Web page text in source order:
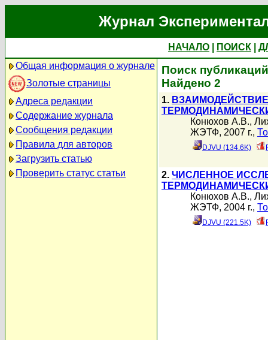
Журнал
НАЧАЛО ПОИСК
Общая информация о журнале
Золотые страницы
Адреса редакции
Содержание журнала
Сообщения редакции
Правила для авторов
Загрузить статью
Проверить статус статьи
Поиск
Найдено 2
1.
Конюхов А.В.,
ЖЭТФ, 2007 г.,
DJVU (134.6K)
2. ЧИСЛЕННОЕ
Конюхов А.В.,
ЖЭТФ, 2004 г.,
DJVU (221.5K)